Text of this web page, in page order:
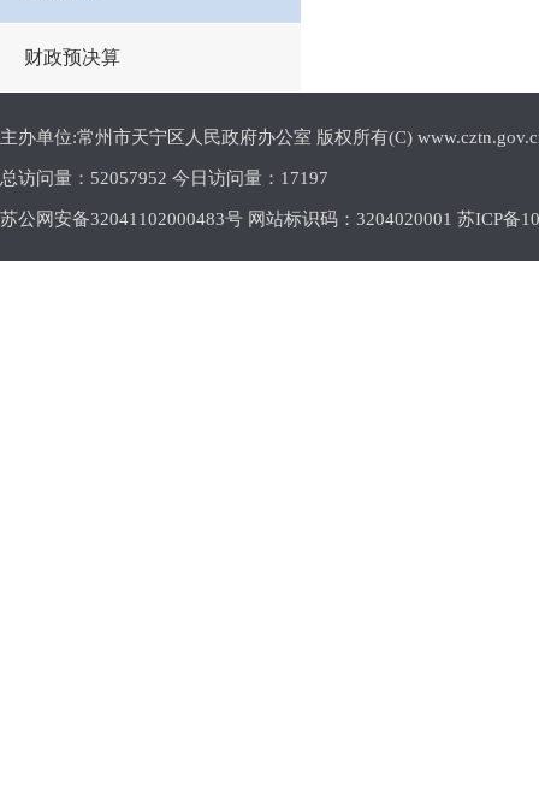
财政预决算
主办单位:常州市天宁区人民政府办公室 版权所有(C)
总访问量： 52057952 今日访问量： 17197
苏公网安备32041102000483号 网站标识码：3204020001 苏ICP备